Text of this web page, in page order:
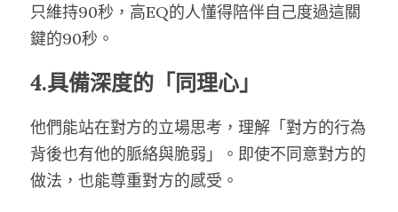
只維持90秒，高EQ的人懂得陪伴自己度過這關
鍵的90秒。
4.具備深度的「同理心」
他們能站在對方的立場思考，理解「對方的行為
背後也有他的脈絡與脆弱」。即使不同意對方的
做法，也能尊重對方的感受。